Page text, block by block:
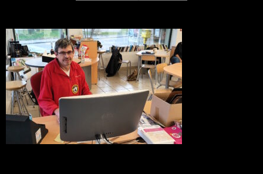
culture loisirs
accompagnement budgetaire
aide alimentaire
atelier francais
ateliers cuisine
camion
centre itinérant
coiffure
Departs en vacances
inclusion numerique
lecture espace livres
petite enfance
vestiaire